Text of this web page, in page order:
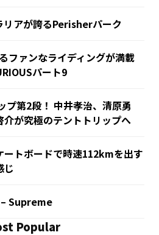
リアが誇るPerisherパーク
ファンなライディングが満載
パート9
プ第2段！ 中井孝治、清原勇
介が究極のテントトリップへ
ートボードで時速112kmを出す
じ
Supreme
Popular